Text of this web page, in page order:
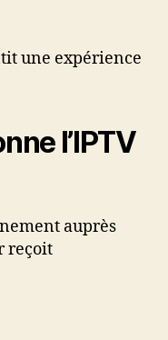
une expérience
l’IPTV
auprès
reçoit